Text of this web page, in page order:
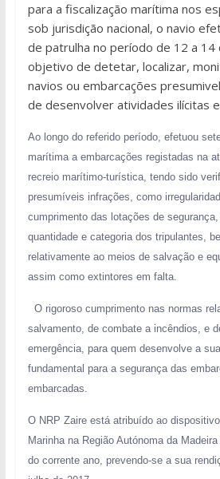
para a fiscalização marítima nos
sob jurisdição nacional, o navio
de patrulha no período de 12 a 14
objetivo de detetar, localizar,
navios ou embarcações
de desenvolver atividades ilícitas
Ao longo do referido período, efetuou
marítima a embarcações registadas na
recreio marítimo-turística, tendo sido
presumíveis infrações, como
cumprimento das lotações de
quantidade e categoria dos tripulantes,
relativamente ao meios de salvação e
assim como extintores em falta.
O rigoroso cumprimento nas normas
salvamento, de combate a incêndios, e
emergência, para quem desenvolve a
fundamental para a segurança das
embarcadas.
O NRP Zaire está atribuído ao
Marinha na Região Autónoma da
do corrente ano, prevendo-se a sua